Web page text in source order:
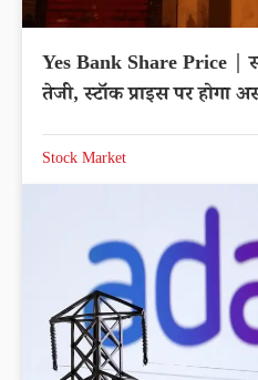
Yes Bank Share Price |
तेजी, स्टॉक प्राइस पर होगा
Stock Market